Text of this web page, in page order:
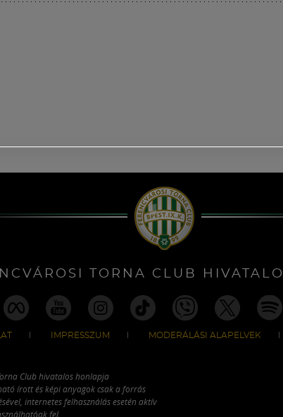
TORNA CLUB
IMPRESSZUM MODERÁLÁSI ALAPELVEK
Club hivatalos honlapja
írott és képi anyagok csak a forrás
internetes felhasználás esetén aktív
fel.